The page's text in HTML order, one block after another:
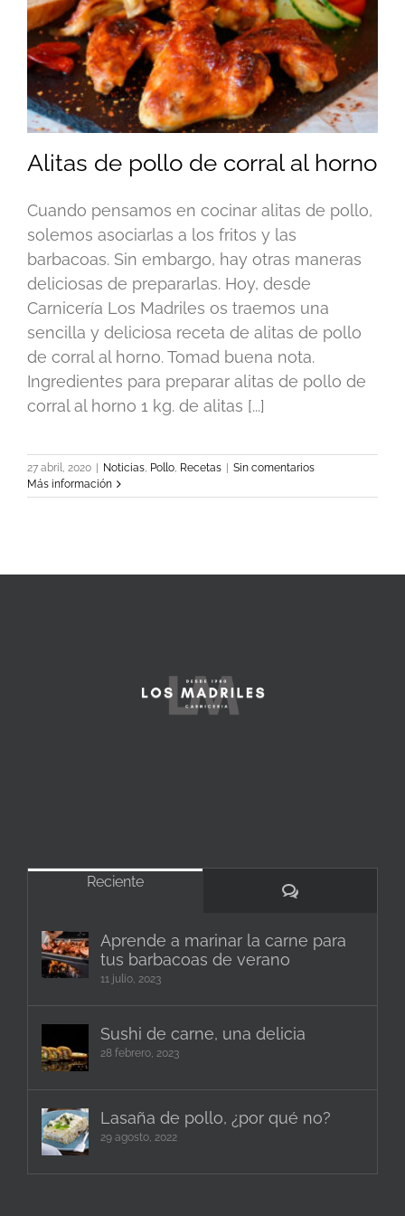
Alitas de pollo de corral al horno
Cuando pensamos en cocinar alitas de pollo,
solemos asociarlas a los fritos y las
barbacoas. Sin embargo, hay otras maneras
deliciosas de prepararlas. Hoy, desde
Carnicería Los Madriles os traemos una
sencilla y deliciosa receta de alitas de pollo
de corral al horno. Tomad buena nota.
Ingredientes para preparar alitas de pollo de
corral al horno 1 kg. de alitas [...]
27 abril, 2020 Noticias, Pollo, Recetas
Sin comentarios
Más información
Reciente
Comentarios
Aprende a marinar la carne para
tus barbacoas de verano
11 julio, 2023
Sushi de carne, una delicia
28 febrero, 2023
Lasaña de pollo, ¿por qué no?
29 agosto, 2022